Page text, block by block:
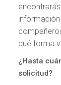
qué forma
¿Hasta
solicitud?